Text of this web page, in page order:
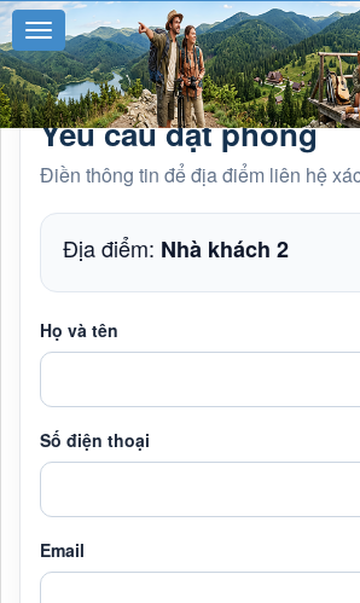
Yêu cầu đặt phòng
Điền thông tin để địa điểm liên hệ
Địa điểm: Nhà khách 2
Họ và tên
Số điện thoại
Email